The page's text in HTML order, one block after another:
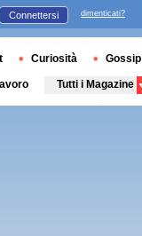
Connettersi dimenticati?
Curiosità Gossip
Tutti i Magazine